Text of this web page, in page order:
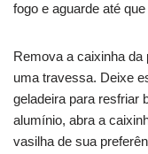
fogo e aguarde até
Remova a caixinha da
uma travessa. Deixe
geladeira para resfriar
alumínio, abra a
vasilha de sua